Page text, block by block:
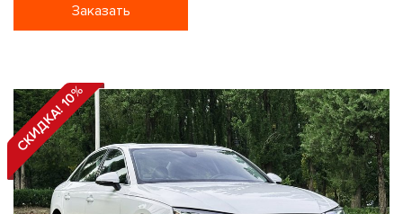
Заказать
СКИДКА! 10%